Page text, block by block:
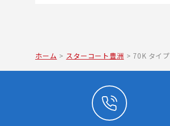
ホーム > スターコート豊洲 > 70K タイプ